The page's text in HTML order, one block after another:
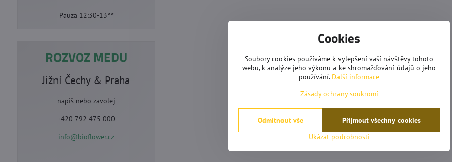
Pauza 12:30-13°°
ROZVOZ MEDU
Jižní Čechy & Praha
napiš nebo zavolej
+420 792 475 000
info@bioflower.cz
Cookies
Soubory cookies používáme k vylepšení vaší návštěvy tohoto
webu, k analýze jeho výkonu a ke shromažďování údajů o jeho
používání. Další informace
Zásady ochrany soukromí
Ukázat podrobnosti
Přijmout všechny cookies
Odmítnout vše